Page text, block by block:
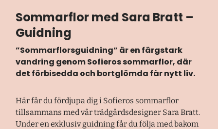
Sommarflor med Sara Bratt –
Guidning
”Sommarflorsguidning” är en färgstark
vandring genom Sofieros sommarflor, där
det förbisedda och bortglömda får nytt liv.
Här får du fördjupa dig i Sofieros sommarflor
tillsammans med vår trädgårdsdesigner Sara Bratt.
Under en exklusiv guidning får du följa med bakom